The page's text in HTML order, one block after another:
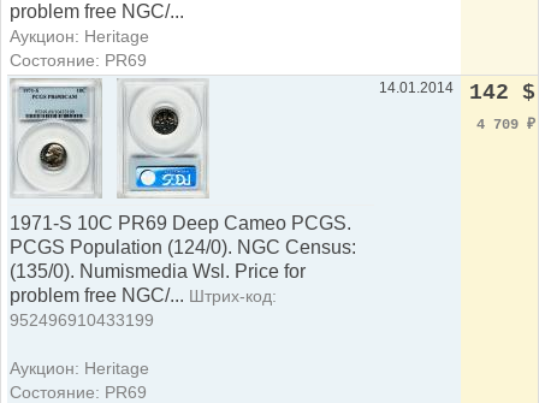
problem free NGC/...
Аукцион: Heritage
Состояние: PR69
1971-S 10C PR69 Deep Cameo PCGS.
PCGS Population (124/0). NGC Census:
(135/0). Numismedia Wsl. Price for
problem free NGC/... Штрих-код:
952496910433199
Аукцион: Heritage
Состояние: PR69
14.01.2014 142 $
4 709 ₽